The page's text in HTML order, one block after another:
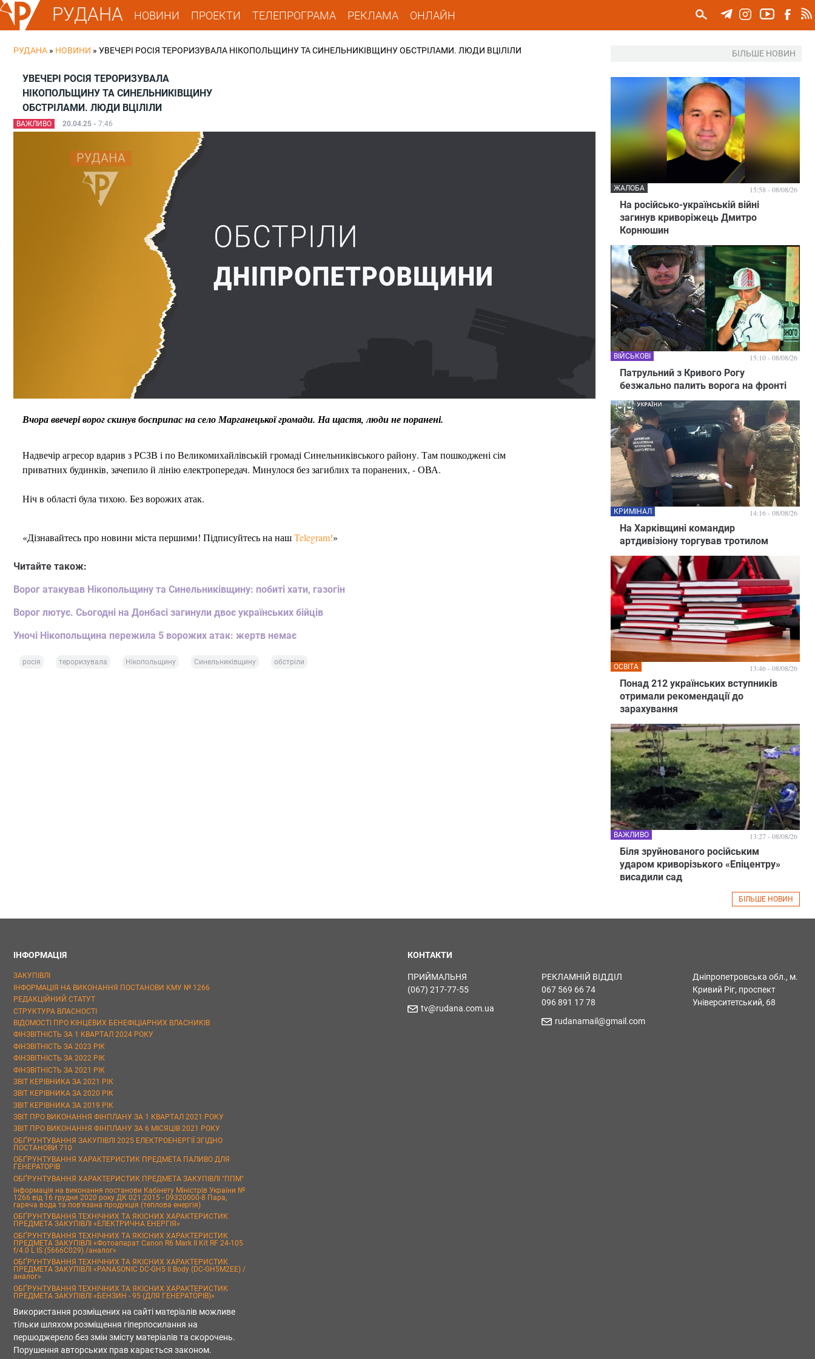
РУДАНА НОВИНИ ПРОЕКТИ ТЕЛЕПРОГРАМА РЕКЛАМА ОНЛАЙН
РУДАНА » НОВИНИ » УВЕЧЕРІ РОСІЯ ТЕРОРИЗУВАЛА НІКОПОЛЬЩИНУ ТА СИНЕЛЬНИКІВЩИНУ ОБСТРІЛАМИ. ЛЮДИ ВЦІЛІЛИ
УВЕЧЕРІ РОСІЯ ТЕРОРИЗУВАЛА
НІКОПОЛЬЩИНУ ТА СИНЕЛЬНИКІВЩИНУ
ОБСТРІЛАМИ. ЛЮДИ ВЦІЛІЛИ
ВАЖЛИВО 20.04.25 - 7:46
Вчора ввечері ворог скинув боєприпас на село Марганецької громади. На щастя, люди не поранені.
Надвечір агресор вдарив з РСЗВ і по Великомихайлівській громаді Синельниківського району. Там пошкоджені сім
приватних будинків, зачепило й лінію електропередач. Минулося без загиблих та поранених, - ОВА.
Ніч в області була тихою. Без ворожих атак.
«Дізнавайтесь про новини міста першими! Підписуйтесь на нашTelegram!»
Читайте також:
Ворог атакував Нікопольщину та Синельниківщину: побиті хати, газогін
Ворог лютує. Сьогодні на Донбасі загинули двоє українських бійців
Уночі Нікопольщина пережила 5 ворожих атак: жертв немає
росія тероризувала Нікопольщину Синельниківщину обстріли
БІЛЬШЕ НОВИН
На російсько-українській війні
загинув криворіжець Дмитро
Корнюшин
ЖАЛОБА 15:58 - 08/08/26
Патрульний з Кривого Рогу
безжально палить ворога на фронті
ВІЙСЬКОВІ 15:10 - 08/08/26
На Харківщині командир
артдивізіону торгував тротилом
КРИМІНАЛ 14:16 - 08/08/26
Понад 212 українських вступників
отримали рекомендації до
зарахування
ОСВІТА 13:46 - 08/08/26
Біля зруйнованого російським
ударом криворізького «Епіцентру»
висадили сад
ВАЖЛИВО 13:27 - 08/08/26
БІЛЬШЕ НОВИН
ІНФОРМАЦІЯ
ЗАКУПІВЛІ
ІНФОРМАЦІЯ НА ВИКОНАННЯ ПОСТАНОВИ КМУ № 1266
РЕДАКЦІЙНИЙ СТАТУТ
СТРУКТУРА ВЛАСНОСТІ
ВІДОМОСТІ ПРО КІНЦЕВИХ БЕНЕФІЦІАРНИХ ВЛАСНИКІВ
ФІНЗВІТНІСТЬ ЗА 1 КВАРТАЛ 2024 РОКУ
ФІНЗВІТНІСТЬ ЗА 2023 РІК
ФІНЗВІТНІСТЬ ЗА 2022 РІК
ФІНЗВІТНІСТЬ ЗА 2021 РІК
ЗВІТ КЕРІВНИКА ЗА 2021 РІК
ЗВІТ КЕРІВНИКА ЗА 2020 РІК
ЗВІТ КЕРІВНИКА ЗА 2019 РІК
ЗВІТ ПРО ВИКОНАННЯ ФІНПЛАНУ ЗА 1 КВАРТАЛ 2021 РОКУ
ЗВІТ ПРО ВИКОНАННЯ ФІНПЛАНУ ЗА 6 МІСЯЦІВ 2021 РОКУ
ОБҐРУНТУВАННЯ ЗАКУПІВЛІ 2025 ЕЛЕКТРОЕНЕРГІЇ ЗГІДНО
ПОСТАНОВИ 710
ОБҐРУНТУВАННЯ ХАРАКТЕРИСТИК ПРЕДМЕТА ПАЛИВО ДЛЯ
ГЕНЕРАТОРІВ
ОБҐРУНТУВАННЯ ХАРАКТЕРИСТИК ПРЕДМЕТА ЗАКУПІВЛІ "ППМ"
Інформація на виконання постанови Кабінету Міністрів України №
1266 від 16 грудня 2020 року ДК 021:2015 - 09320000-8 Пара,
гаряча вода та пов’язана продукція (теплова енергія)
ОБҐРУНТУВАННЯ ТЕХНІЧНИХ ТА ЯКІСНИХ ХАРАКТЕРИСТИК
ПРЕДМЕТА ЗАКУПІВЛІ «ЕЛЕКТРИЧНА ЕНЕРГІЯ»
ОБҐРУНТУВАННЯ ТЕХНІЧНИХ ТА ЯКІСНИХ ХАРАКТЕРИСТИК
ПРЕДМЕТА ЗАКУПІВЛІ «Фотоапарат Canon R6 Mark II Kit RF 24-105
f/4.0 L IS (5666C029) /аналог»
ОБҐРУНТУВАННЯ ТЕХНІЧНИХ ТА ЯКІСНИХ ХАРАКТЕРИСТИК
ПРЕДМЕТА ЗАКУПІВЛІ «PANASONIC DC-GH5 II Body (DC-GH5M2EE) /
аналог»
ОБҐРУНТУВАННЯ ТЕХНІЧНИХ ТА ЯКІСНИХ ХАРАКТЕРИСТИК
ПРЕДМЕТА ЗАКУПІВЛІ «БЕНЗИН - 95 (ДЛЯ ГЕНЕРАТОРІВ)»
Використання розміщених на сайті матеріалів можливе
тільки шляхом розміщення гіперпосилання на
першоджерело без змін змісту матеріалів та скорочень.
Порушення авторських прав карається законом.
КОНТАКТИ
ПРИЙМАЛЬНЯ
(067) 217-77-55
tv@rudana.com.ua
РЕКЛАМНІЙ ВІДДІЛ
067 569 66 74
096 891 17 78
rudanamail@gmail.com
Дніпропетровська обл., м.
Кривий Ріг, проспект
Університетський, 68